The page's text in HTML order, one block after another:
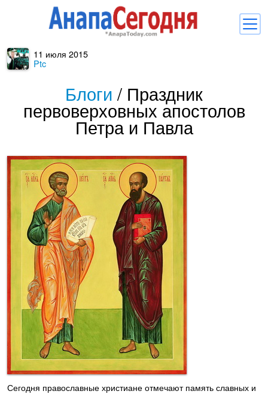
Комментарии
Балачка
Об Анапе
Библиотека
Регистрация и Вход
11 июля 2015
Ptc
Блоги / Праздник
первоверховных апостолов
Петра и Павла
Сегодня православные христиане отмечают память славных и